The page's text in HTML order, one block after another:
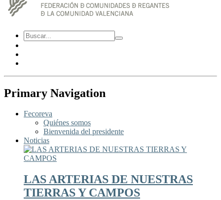
Primary Navigation
Fecoreva
Quiénes somos
Bienvenida del presidente
Noticias
LAS ARTERIAS DE NUESTRAS
TIERRAS Y CAMPOS